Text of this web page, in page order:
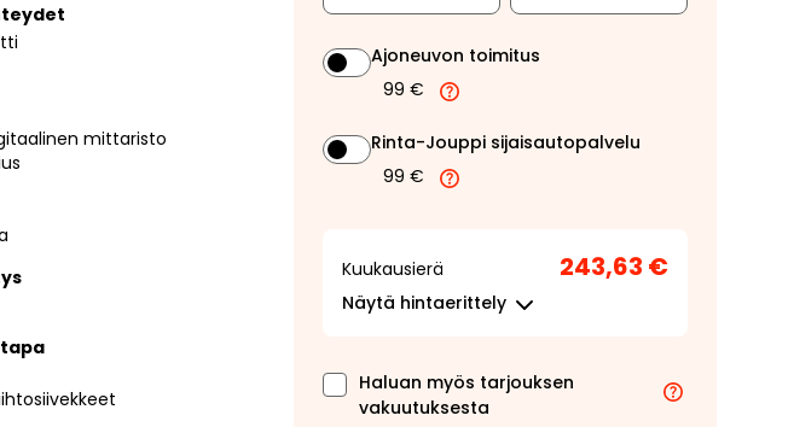
mittaristo
Ajoneuvon toimitus
99 €
Rinta-Jouppi sijaisautopalvelu
99 €
Kuukausierä 243,63 €
Näytä hintaerittely
Haluan myös tarjouksen
vakuutuksesta